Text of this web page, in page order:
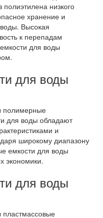
низкого
хранение и
Высокая
к перепадам
для воды
для воды
для воды обладают
и
широкому диапазону
емкости для воды
экономики.
для воды